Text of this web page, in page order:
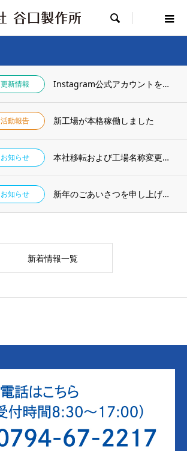

更新情報 Instagram公式アカウントを開設しました
活動報告 新工場が本格稼働しました
お知らせ 本社移転および工場名称変更のお知らせ
お知らせ 新年のごあいさつを申し上げます
新着情報一覧